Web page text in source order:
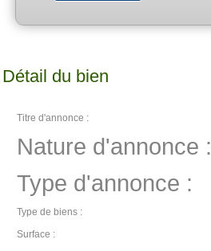
Détail du bien
Titre d'annonce :
Nature d'annonce :
Type d'annonce :
Type de biens :
Surface :